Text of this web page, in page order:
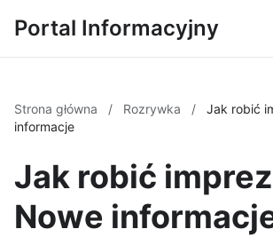
Portal Informacyjny
Strona główna / Rozrywka /
Jak robić
informacje
Jak robić
Nowe